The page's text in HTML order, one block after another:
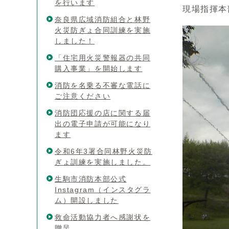
現場指揮本
を行います
奈良県広域消防組合と林野
火災防ぎょ合同訓練を実施
しました！
「住宅用火災警報器の共同
購入事業」を開始します
消防を名乗る不審な電話に
ご注意ください
消防団応援の店に関する届
出の電子申請が可能になり
ます
令和6年3署合同林野火災防
ぎょ訓練を実施しました。
生駒市消防本部公式
Instagram（インスタグラ
ム）開設しました
救命活動協力者へ感謝状を